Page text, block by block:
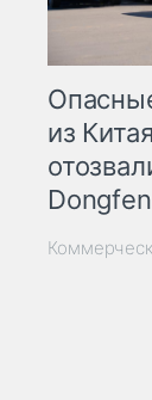
из